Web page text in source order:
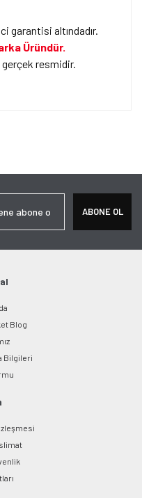
garantisi altındadır.
Üründür.
resmidir.
ABONE OL
Blog
Bilgileri